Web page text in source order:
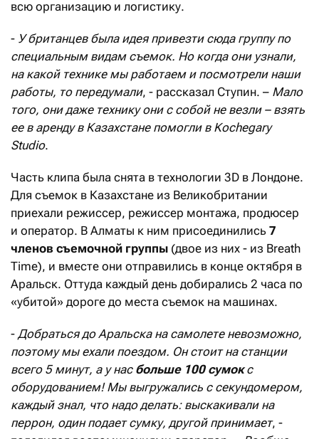
всю организацию и логистику.
- У британцев была идея привезти сюда группу по
специальным видам съемок. Но когда они узнали,
на какой технике мы работаем и посмотрели наши
работы, то передумали, - рассказал Ступин. – Мало
того, они даже технику они с собой не везли – взять
ее в аренду в Казахстане помогли в Kochegary
Studio.
Часть клипа была снята в технологии 3D в Лондоне.
Для съемок в Казахстане из Великобритании
приехали режиссер, режиссер монтажа, продюсер
и оператор. В Алматы к ним присоединились 7
членов съемочной группы (двое из них - из Breath
Time), и вместе они отправились в конце октября в
Аральск. Оттуда каждый день добирались 2 часа по
«убитой» дороге до места съемок на машинах.
- Добраться до Аральска на самолете невозможно,
поэтому мы ехали поездом. Он стоит на станции
всего 5 минут, а у нас больше 100 сумокс
оборудованием! Мы выгружались с секундомером,
каждый знал, что надо делать: выскакивали на
перрон, один подает сумку, другой принимает, -